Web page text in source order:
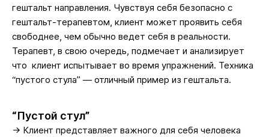
гештальт направления. Чувствуя себя безопасно с
гештальт-терапевтом, клиент может проявить себя
свободнее, чем обычно ведет себя в реальности.
Терапевт, в свою очередь, подмечает и анализирует
что клиент испытывает во время упражнений. Техника
“пустого стула” — отличный пример из гештальта.
“Пустой стул”
→ Клиент представляет важного для себя человека